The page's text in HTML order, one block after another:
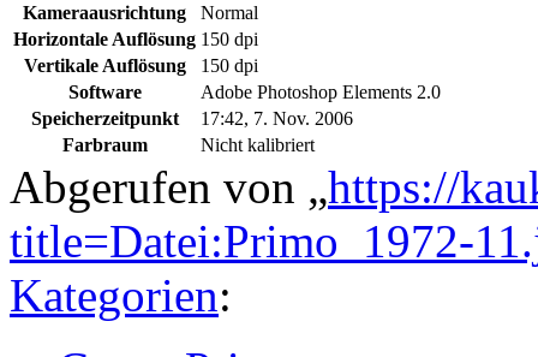
Kameraausrichtung
Normal
Horizontale Auflösung 150 dpi
Vertikale Auflösung
150 dpi
Software
Adobe Photoshop Elements 2.0
Speicherzeitpunkt
17:42, 7. Nov. 2006
Farbraum
Nicht kalibriert
Abgerufen von „https://
title=Datei:Primo_1972-
Kategorien: